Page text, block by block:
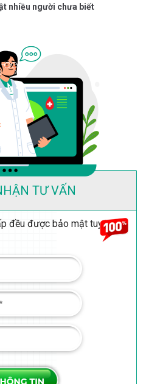
nhiều người chưa biết
TƯ VẤN
đều được bảo mật tuyệt